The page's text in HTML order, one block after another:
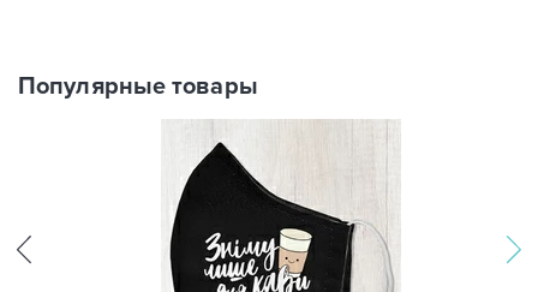
Популярные товары